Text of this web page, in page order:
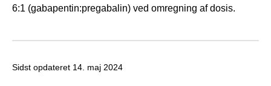
6:1 (gabapentin:pregabalin) ved omregning af dosis.
Sidst opdateret 14. maj 2024